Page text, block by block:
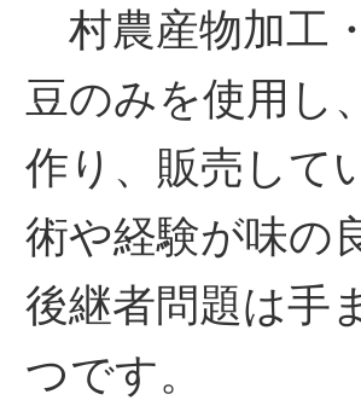
村農産物加工
豆のみを使用し
作り、販売して
術や経験が味の
後継者問題は手
つです。